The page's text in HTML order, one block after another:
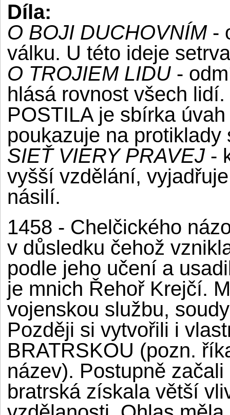
Díla:
O BOJI DUCHOVNÍM-
válku. U této ideje
O TROJIEM LIDU -
hlásá rovnost všech lidí.
POSTILA je sbírka
poukazuje na protiklady
SIEŤ VIERY PRAVEJ -
vyšší vzdělání,
násilí.
1458 - Chelčického
v důsledku čehož
podle jeho učení a
je mnich Řehoř Krejčí.
vojenskou službu,
Později si vytvořili i
BRATRSKOU (pozn.
název). Postupně
bratrská získala větší